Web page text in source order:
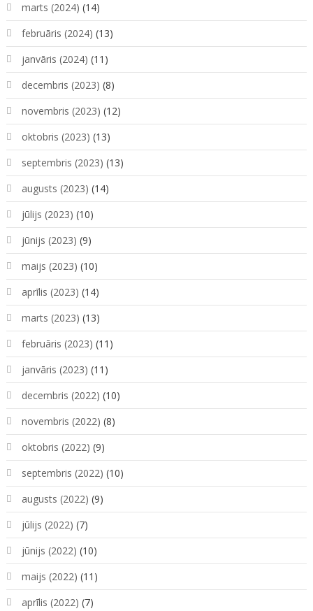
marts (2024) (14)
februāris (2024) (13)
janvāris (2024) (11)
decembris (2023) (8)
novembris (2023) (12)
oktobris (2023) (13)
septembris (2023) (13)
augusts (2023) (14)
jūlijs (2023) (10)
jūnijs (2023) (9)
maijs (2023) (10)
aprīlis (2023) (14)
marts (2023) (13)
februāris (2023) (11)
janvāris (2023) (11)
decembris (2022) (10)
novembris (2022) (8)
oktobris (2022) (9)
septembris (2022) (10)
augusts (2022) (9)
jūlijs (2022) (7)
jūnijs (2022) (10)
maijs (2022) (11)
aprīlis (2022) (7)